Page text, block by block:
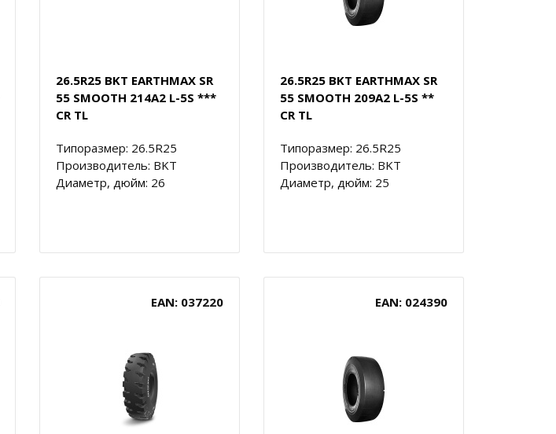
26.5R25 BKT EARTHMAX SR
55 SMOOTH 214A2 L-5S ***
CR TL
Типоразмер: 26.5R25
Производитель: BKT
Диаметр, дюйм: 26
26.5R25 BKT EARTHMAX SR
55 SMOOTH 209A2 L-5S **
CR TL
Типоразмер: 26.5R25
Производитель: BKT
Диаметр, дюйм: 25
EAN: 037220 EAN: 024390